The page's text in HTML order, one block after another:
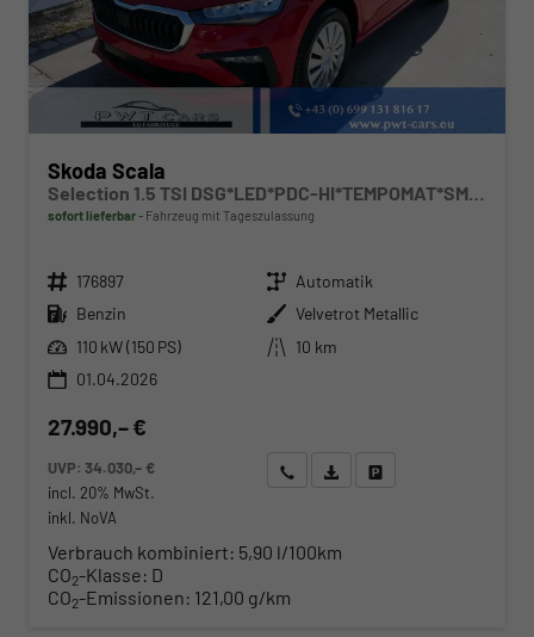
Skoda Scala
Selection 1.5 TSI DSG*LED*PDC-HI*TEMPOMAT*SMARTLINK*SHZ*KLIMA*RADIO
sofort lieferbar Fahrzeug mit Tageszulassung
Fahrzeugnr. 176897 Getriebe Automatik
Kraftstoff Benzin Außenfarbe Velvetrot Metallic
Leistung 110 kW (150 PS) Kilometerstand
10 km
01.04.2026
27.990,– €
UVP:34.030,– €
incl. 20% MwSt.
inkl. NoVA
Wir rufen Sie anAngebot drucken (PDF)
Verbrauch kombiniert: 5,90 l/100km
CO2-Klasse: D
CO2-Emissionen: 121,00 g/km